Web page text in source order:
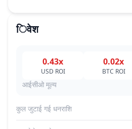
िवेश
0.43x
USD ROI
0.02x
BTC ROI
आईसीओ मूल्य
कुल जुटाई गई धनराशि